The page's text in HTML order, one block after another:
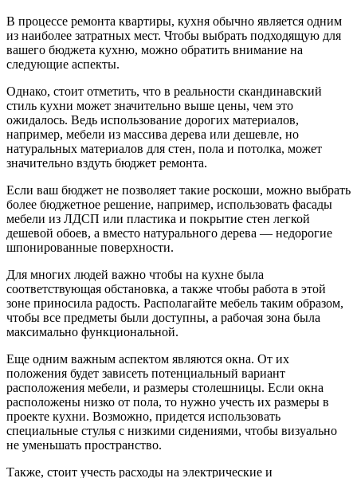
В процессе ремонта квартиры, кухня обычно является одним
из наиболее затратных мест. Чтобы выбрать подходящую для
вашего бюджета кухню, можно обратить внимание на
следующие аспекты.
Однако, стоит отметить, что в реальности скандинавский
стиль кухни может значительно выше цены, чем это
ожидалось. Ведь использование дорогих материалов,
например, мебели из массива дерева или дешевле, но
натуральных материалов для стен, пола и потолка, может
значительно вздуть бюджет ремонта.
Если ваш бюджет не позволяет такие роскоши, можно выбрать
более бюджетное решение, например, использовать фасады
мебели из ЛДСП или пластика и покрытие стен легкой
дешевой обоев, а вместо натурального дерева — недорогие
шпонированные поверхности.
Для многих людей важно чтобы на кухне была
соответствующая обстановка, а также чтобы работа в этой
зоне приносила радость. Располагайте мебель таким образом,
чтобы все предметы были доступны, а рабочая зона была
максимально функциональной.
Еще одним важным аспектом являются окна. От их
положения будет зависеть потенциальный вариант
расположения мебели, и размеры столешницы. Если окна
расположены низко от пола, то нужно учесть их размеры в
проекте кухни. Возможно, придется использовать
специальные стулья с низкими сидениями, чтобы визуально
не уменьшать пространство.
Также, стоит учесть расходы на электрические и